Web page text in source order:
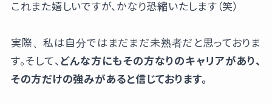
これまた嬉しいですが、かなり恐縮いたします（笑）
実際、私は自分ではまだまだ未熟者だと思っておりま
す。そして、 どんな方にもその方なりのキャリアがあり、
その方だけの強みがあると信じております。